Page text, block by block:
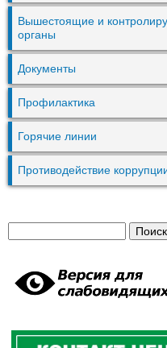
Вышестоящие и
органы
Документы
Профилактика
Горячие линии
Противодействие
Ф
о